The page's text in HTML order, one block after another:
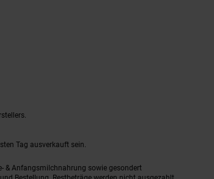
Tag ausverkauft sein.
& Anfangsmilchnahrung sowie gesondert